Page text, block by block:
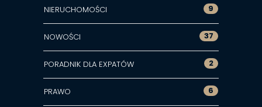
NIERUCHOMOŚCI 9
NOWOŚCI 37
PORADNIK DLA EXPATÓW 2
PRAWO 6